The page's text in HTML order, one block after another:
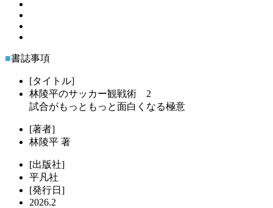
■書誌事項
[タイトル]
林陵平のサッカー観戦術 2
試合がもっともっと面白くなる極意
[著者]
林陵平 著
[出版社]
平凡社
[発行日]
2026.2